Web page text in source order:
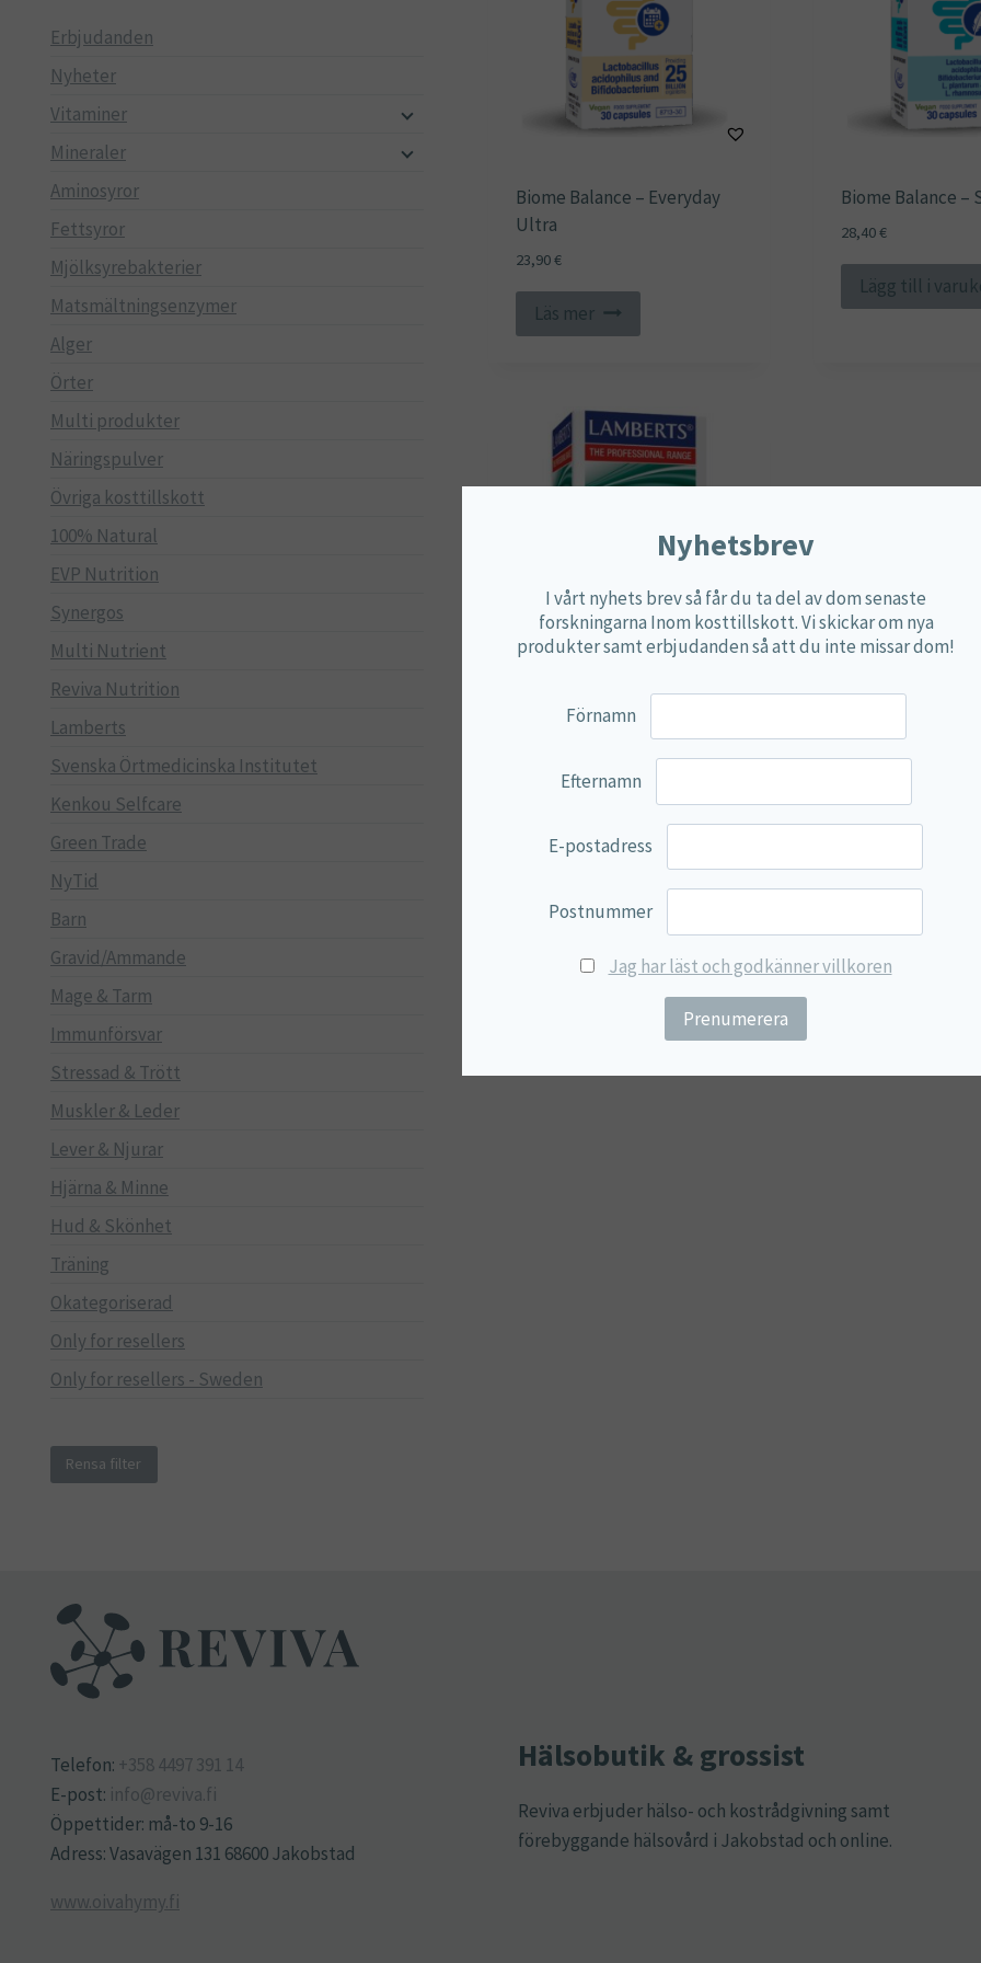
Biome Balance – Everyday
Ultra
23,90€
Läs mer
Biome Balance –
28,40€
Lägg till i
Probioguard (med 4 olika
stammar av goda mjölksyra
bakterier)
Erbjudanden
Nyheter
Vitaminer
Mineraler
Aminosyror
Fettsyror
Mjölksyrebakterier
Matsmältningsenzymer
Alger
Örter
Multi produkter
Näringspulver
Övriga kosttillskott
100% Natural
EVP Nutrition
Synergos
Multi Nutrient
Reviva Nutrition
Lamberts
Svenska Örtmedicinska Institutet
Kenkou Selfcare
Green Trade
NyTid
Barn
Gravid/Ammande
Mage & Tarm
Immunförsvar
Stressad & Trött
Muskler & Leder
Lever & Njurar
Hjärna & Minne
Hud & Skönhet
Träning
Okategoriserad
Only for resellers
Only for resellers - Sweden
Rensa filter
Telefon: +358 4497 391 14
E-post: info@reviva.fi
Öppettider: må-to 9-16
Adress: Vasavägen 131 68600 Jakobstad
www.oivahymy.fi
Hälsobutik & grossist
Reviva erbjuder hälso- och kostrådgivning samt
förebyggande hälsovård i Jakobstad och online.
Nyhetsbrev
I vårt nyhets brev så får du ta del av dom senaste
forskningarna Inom kosttillskott. Vi skickar om nya
produkter samt erbjudanden så att du inte missar dom!
Förnamn
Efternamn
E-postadress
Postnummer
Jag har läst och godkänner villkoren